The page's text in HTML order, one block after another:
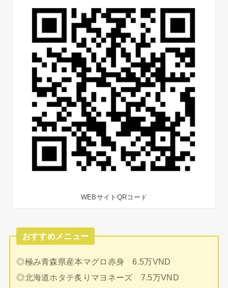
WEBサイトQRコード
おすすめメニュー
◎極み青森県産本マグロ赤身 6.5万VND
◎北海道ホタテ炙りマヨネーズ 7.5万VND